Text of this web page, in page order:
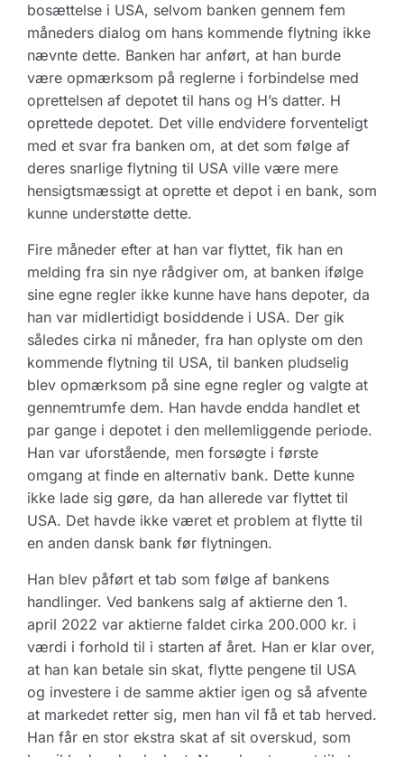
bosættelse i USA, selvom banken gennem fem
måneders dialog om hans kommende flytning ikke
nævnte dette. Banken har anført, at han burde
være opmærksom på reglerne i forbindelse med
oprettelsen af depotet til hans og H’s datter. H
oprettede depotet. Det ville endvidere forventeligt
med et svar fra banken om, at det som følge af
deres snarlige flytning til USA ville være mere
hensigtsmæssigt at oprette et depot i en bank, som
kunne understøtte dette.
Fire måneder efter at han var flyttet, fik han en
melding fra sin nye rådgiver om, at banken ifølge
sine egne regler ikke kunne have hans depoter, da
han var midlertidigt bosiddende i USA. Der gik
således cirka ni måneder, fra han oplyste om den
kommende flytning til USA, til banken pludselig
blev opmærksom på sine egne regler og valgte at
gennemtrumfe dem. Han havde endda handlet et
par gange i depotet i den mellemliggende periode.
Han var uforstående, men forsøgte i første
omgang at finde en alternativ bank. Dette kunne
ikke lade sig gøre, da han allerede var flyttet til
USA. Det havde ikke været et problem at flytte til
en anden dansk bank før flytningen.
Han blev påført et tab som følge af bankens
handlinger. Ved bankens salg af aktierne den 1.
april 2022 var aktierne faldet cirka 200.000 kr. i
værdi i forhold til i starten af året. Han er klar over,
at han kan betale sin skat, flytte pengene til USA
og investere i de samme aktier igen og så afvente
at markedet retter sig, men han vil få et tab herved.
Han får en stor ekstra skat af sit overskud, som